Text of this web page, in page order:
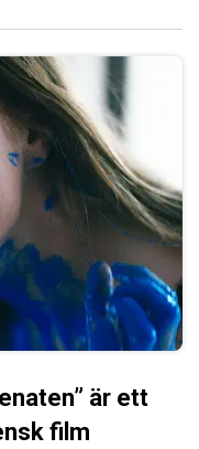
är ett
film